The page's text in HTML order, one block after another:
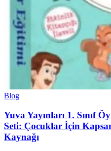
Blog
Yuva Yayınları 1. Sınıf
Seti: Çocuklar İçin
Kaynağı